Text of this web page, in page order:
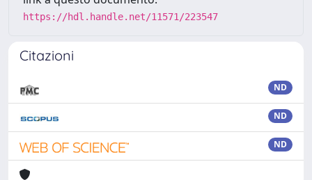
https://hdl.handle.net/11571/223547
Citazioni
ND
ND
ND